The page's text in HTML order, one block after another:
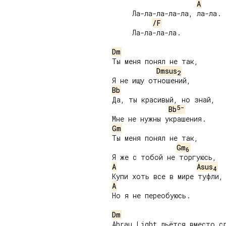
A
     Ла-ла-ла-ла-ла, ла-ла.
/F
     Ла-ла-ла-ла.
Dm
Ты меня понял не так,
Dmsus2
Bb
Да, ты красивый, но знай,
Bb5-
Gm
Ты меня понял не так,
Gm6
A
Asus4
A
Но я не переобуюсь.
Dm